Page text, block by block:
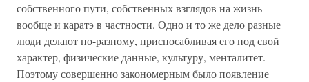
собственного пути, собственных взглядов на жизнь
вообще и каратэ в частности. Одно и то же дело разные
люди делают по-разному, приспосабливая его под свой
характер, физические данные, культуру, менталитет.
Поэтому совершенно закономерным было появление